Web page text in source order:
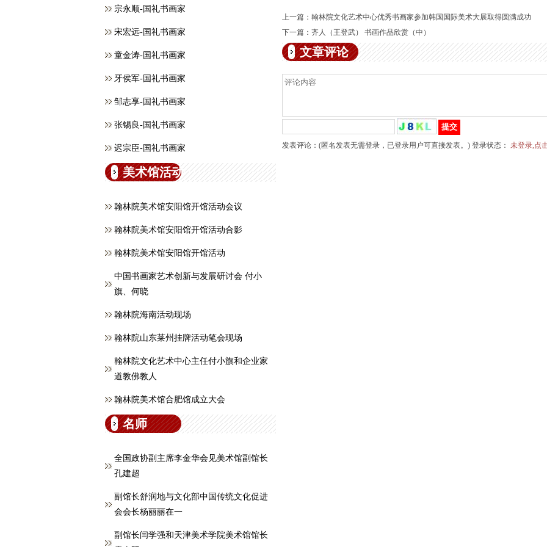
宗永顺-国礼书画家
宋宏远-国礼书画家
童金涛-国礼书画家
牙侯军-国礼书画家
邹志享-国礼书画家
张锡良-国礼书画家
迟宗臣-国礼书画家
美术馆活动
翰林院美术馆安阳馆开馆活动会议
翰林院美术馆安阳馆开馆活动合影
翰林院美术馆安阳馆开馆活动
中国书画家艺术创新与发展研讨会 付小
旗、何晓
翰林院海南活动现场
翰林院山东莱州挂牌活动笔会现场
翰林院文化艺术中心主任付小旗和企业家
道教佛教人
翰林院美术馆合肥馆成立大会
名师
全国政协副主席李金华会见美术馆副馆长
孔建超
副馆长舒润地与文化部中国传统文化促进
会会长杨丽丽在一
副馆长闫学强和天津美术学院美术馆馆长
上一篇： 翰林院文化艺术中心优秀书画家参加韩国国际美术大展取得圆满成功
下一篇： 齐人（王登武） 书画作品欣赏（中）
文章评论
发表评论：(匿名发表无需登录，已登录用户可直接发表。) 登录状态： 未登录,点